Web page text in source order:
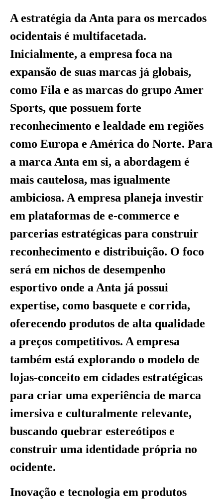
A estratégia da Anta para os mercados
ocidentais é multifacetada.
Inicialmente, a empresa foca na
expansão de suas marcas já globais,
como Fila e as marcas do grupo Amer
Sports, que possuem forte
reconhecimento e lealdade em regiões
como Europa e América do Norte. Para
a marca Anta em si, a abordagem é
mais cautelosa, mas igualmente
ambiciosa. A empresa planeja investir
em plataformas de e-commerce e
parcerias estratégicas para construir
reconhecimento e distribuição. O foco
será em nichos de desempenho
esportivo onde a Anta já possui
expertise, como basquete e corrida,
oferecendo produtos de alta qualidade
a preços competitivos. A empresa
também está explorando o modelo de
lojas-conceito em cidades estratégicas
para criar uma experiência de marca
imersiva e culturalmente relevante,
buscando quebrar estereótipos e
construir uma identidade própria no
ocidente.
Inovação e tecnologia em produtos